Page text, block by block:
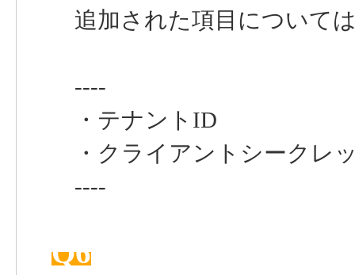
追加された項目については
----
・テナントID
・クライアントシークレ
----
Q6